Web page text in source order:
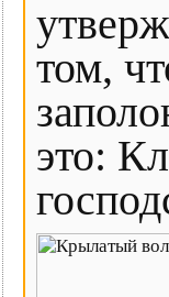
том,
это: